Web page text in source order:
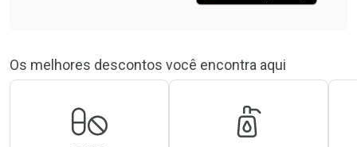
Os melhores descontos você encontra aqui